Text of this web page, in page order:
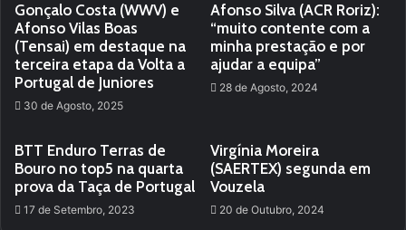
Gonçalo Costa (WWV) e
Afonso Vilas Boas
(Tensai) em destaque na
terceira etapa da Volta a
Portugal de Juniores
30 de Agosto, 2025
Afonso Silva (ACR Roriz):
“muito contente com a
minha prestação e por
ajudar a equipa”
28 de Agosto, 2024
BTT Enduro Terras de
Bouro no top5 na quarta
prova da Taça de Portugal
17 de Setembro, 2023
Virgínia Moreira
(SAERTEX) segunda em
Vouzela
20 de Outubro, 2024